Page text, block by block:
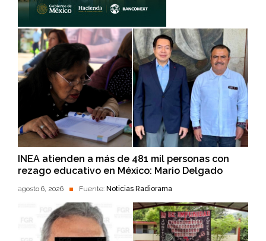
INEA atienden a más de 481 mil personas con
rezago educativo en México: Mario Delgado
agosto 6, 2026 Fuente: Noticias Radiorama